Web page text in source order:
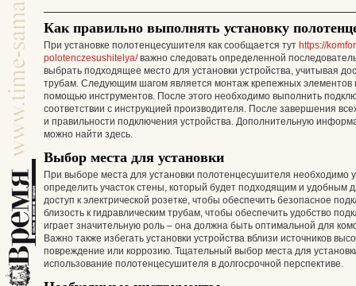
Как правильно выполнять установку
При установке полотенцесушителя как сообщается тут https://
polotenczesushitelya/важно следовать определенной
выбрать подходящее место для установки устройства, учитывая
трубам. Следующим шагом является монтаж крепежных элементов
помощью инструментов. После этого необходимо выполнить
соответствии с инструкцией производителя. После завершения
и правильности подключения устройства. Дополнительную
можно найти здесь.
Выбор места для установки
При выборе места для установки полотенцесушителя необходимо
определить участок стены, который будет подходящим и удобным
доступ к электрической розетке, чтобы обеспечить безопасное
близость к гидравлическим трубам, чтобы обеспечить удобство
играет значительную роль – она должна быть оптимальной для
Важно также избегать установки устройства вблизи источников
повреждение или коррозию. Тщательный выбор места для
использование полотенцесушителя в долгосрочной перспективе.